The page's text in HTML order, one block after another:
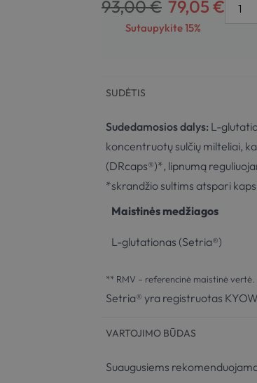
93,00€ 79,05€
Sutaupykite 15%
SUDĖTIS
Sudedamosios dalys: L-
koncentruotų sulčių milteliai,
(DRcaps®)*, lipnumą
*skrandžio sultims atspari
Maistinės medžiagos
L-glutationas (Setria®)
** RMV – referencinė maistinė vertė.
Setria® yra registruotas
VARTOJIMO BŪDAS
Suaugusiems